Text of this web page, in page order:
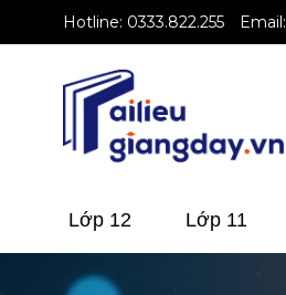
Hotline: 0333.822.255 Email:
Lớp 12 Lớp 11